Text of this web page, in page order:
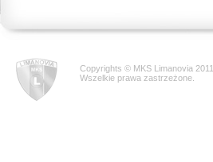
Copyrights © MKS Limanovia 2011
Wszelkie prawa zastrzeżone.